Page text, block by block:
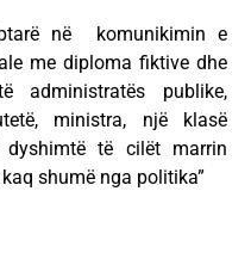
në komunikimin e
me diploma fiktive dhe
publike,
ministra, një klasë
të cilët marrin
shumë nga politika”